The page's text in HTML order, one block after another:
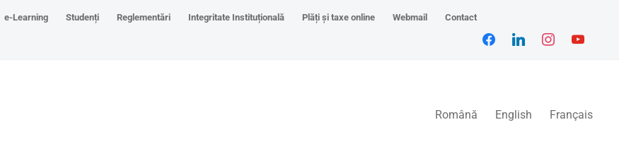
e-Learning Studenți Reglementări Integritate Instituțională Plăți și taxe online Webmail Contact
Română English Français